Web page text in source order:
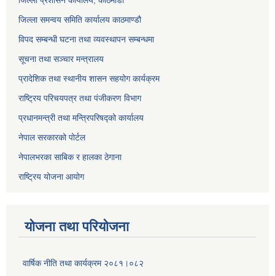
जिल्ला समन्वय समिति कार्यालय काठमाण्ड‌ौ
विपद सम्बन्धी घटना तथा व्यवस्थापन सम्बन्धमा
सूचना तथा सञ्चार मन्त्रालय
प्रादेशिक तथा स्थानीय शासन सहयोग कार्यक्रम
राष्ट्रिय परिचयपत्र तथा पंजीकरण विभाग
प्रधानमन्त्री तथा मन्त्रिपरिषद्को कार्यालय
नेपाल सरकारको पोर्टल
नेपालभरका साबिक र हालका ठेगाना
राष्ट्रिय योजना आयोग
योजना तथा परियोजना
वार्षिक नीति तथा कार्यक्रम २०८१।०८२